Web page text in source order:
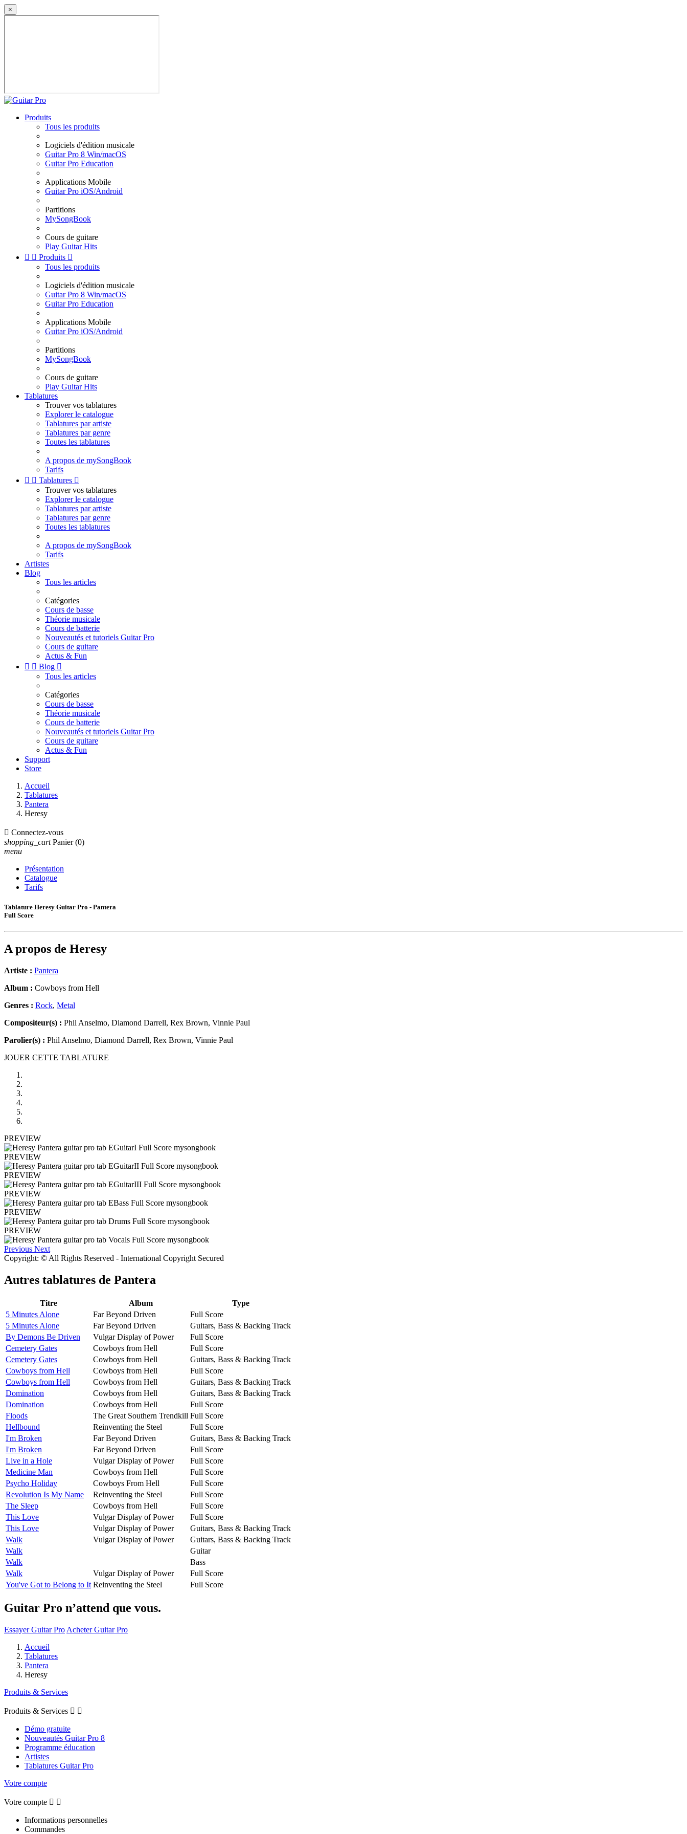
×
Produits
Tous les produits
Logiciels d'édition musicale
Guitar Pro 8 Win/macOS
Guitar Pro Education
Applications Mobile
Guitar Pro iOS/Android
Partitions
MySongBook
Cours de guitare
Play Guitar Hits
  Produits 
Tous les produits
Logiciels d'édition musicale
Guitar Pro 8 Win/macOS
Guitar Pro Education
Applications Mobile
Guitar Pro iOS/Android
Partitions
MySongBook
Cours de guitare
Play Guitar Hits
Tablatures
Trouver vos tablatures
Explorer le catalogue
Tablatures par artiste
Tablatures par genre
Toutes les tablatures
A propos de mySongBook
Tarifs
  Tablatures 
Trouver vos tablatures
Explorer le catalogue
Tablatures par artiste
Tablatures par genre
Toutes les tablatures
A propos de mySongBook
Tarifs
Artistes
Blog
Tous les articles
Catégories
Cours de basse
Théorie musicale
Cours de batterie
Nouveautés et tutoriels Guitar Pro
Cours de guitare
Actus & Fun
  Blog 
Tous les articles
Catégories
Cours de basse
Théorie musicale
Cours de batterie
Nouveautés et tutoriels Guitar Pro
Cours de guitare
Actus & Fun
Support
Store
Accueil
Tablatures
Pantera
Heresy
 Connectez-vous
shopping_cart Panier (0)
menu
Présentation
Catalogue
Tarifs
Tablature Heresy Guitar Pro - Pantera
Full Score
A propos de Heresy
Artiste : Pantera
Album : Cowboys from Hell
Genres : Rock, Metal
Compositeur(s) : Phil Anselmo, Diamond Darrell, Rex Brown, Vinnie Paul
Parolier(s) : Phil Anselmo, Diamond Darrell, Rex Brown, Vinnie Paul
JOUER CETTE TABLATURE
PREVIEW
PREVIEW
PREVIEW
PREVIEW
PREVIEW
PREVIEW
Previous Next
Copyright: © All Rights Reserved - International Copyright Secured
Autres tablatures de Pantera
Titre Album
Type
5 Minutes Alone
Far Beyond Driven
Full Score
5 Minutes Alone
Far Beyond Driven
Guitars, Bass & Backing Track
By Demons Be Driven
Vulgar Display of Power
Full Score
Cemetery Gates
Cowboys from Hell
Full Score
Cemetery Gates
Cowboys from Hell
Guitars, Bass & Backing Track
Cowboys from Hell
Cowboys from Hell
Full Score
Cowboys from Hell
Cowboys from Hell
Guitars, Bass & Backing Track
Domination
Cowboys from Hell
Guitars, Bass & Backing Track
Domination
Cowboys from Hell
Full Score
Floods
The Great Southern Trendkill Full Score
Hellbound
Reinventing the Steel
Full Score
I'm Broken
Far Beyond Driven
Guitars, Bass & Backing Track
I'm Broken
Far Beyond Driven
Full Score
Live in a Hole
Vulgar Display of Power
Full Score
Medicine Man
Cowboys from Hell
Full Score
Psycho Holiday
Cowboys From Hell
Full Score
Revolution Is My Name
Reinventing the Steel
Full Score
The Sleep
Cowboys from Hell
Full Score
This Love
Vulgar Display of Power
Full Score
This Love
Vulgar Display of Power
Guitars, Bass & Backing Track
Walk
Vulgar Display of Power
Guitars, Bass & Backing Track
Walk
Guitar
Walk
Bass
Walk
Vulgar Display of Power
Full Score
You've Got to Belong to It Reinventing the Steel Full Score
Guitar Pro n’attend que vous.
Essayer Guitar Pro Acheter Guitar Pro
Accueil
Tablatures
Pantera
Heresy
Produits & Services
Produits & Services  
Démo gratuite
Nouveautés Guitar Pro 8
Programme éducation
Artistes
Tablatures Guitar Pro
Votre compte
Votre compte  
Informations personnelles
Commandes